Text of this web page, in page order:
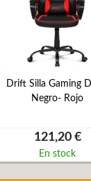
Drift Silla Gaming
Negro- Rojo
121,20 €
En stock